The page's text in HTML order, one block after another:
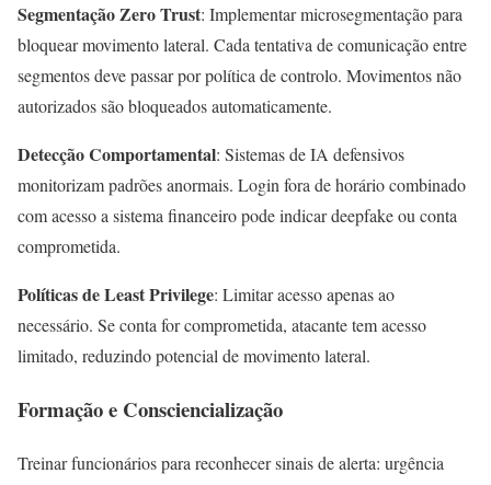
Segmentação Zero Trust: Implementar microsegmentação para
bloquear movimento lateral. Cada tentativa de comunicação entre
segmentos deve passar por política de controlo. Movimentos não
autorizados são bloqueados automaticamente.
Detecção Comportamental: Sistemas de IA defensivos
monitorizam padrões anormais. Login fora de horário combinado
com acesso a sistema financeiro pode indicar deepfake ou conta
comprometida.
Políticas de Least Privilege: Limitar acesso apenas ao
necessário. Se conta for comprometida, atacante tem acesso
limitado, reduzindo potencial de movimento lateral.
Formação e Consciencialização
Treinar funcionários para reconhecer sinais de alerta: urgência